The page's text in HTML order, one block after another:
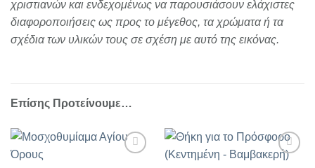
χριστιανών και ενδεχομένως να παρουσιάσουν ελάχιστες
διαφοροποιήσεις ως προς το μέγεθος, τα χρώματα ή τα
σχέδια των υλικών τους σε σχέση με αυτό της εικόνας.
Επίσης Προτείνουμε…